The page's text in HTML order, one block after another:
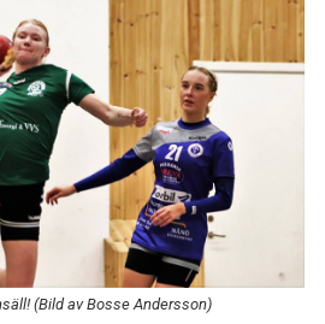
(Bild av Bosse Andersson)